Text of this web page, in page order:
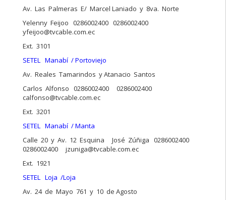
Av. Las Palmeras E/ Marcel Laniado y 8va. Norte
Yelenny Feijoo 0286002400 0286002400
yfeijoo@tvcable.com.ec
Ext. 3101
SETEL Manabí / Portoviejo
Av. Reales Tamarindos y Atanacio Santos
Carlos Alfonso 0286002400 0286002400
calfonso@tvcable.com.ec
Ext. 3201
SETEL Manabí / Manta
Calle 20 y Av. 12 Esquina José Zúñiga 0286002400
0286002400 jzuniga@tvcable.com.ec
Ext. 1921
SETEL Loja /Loja
Av. 24 de Mayo 761 y 10 de Agosto